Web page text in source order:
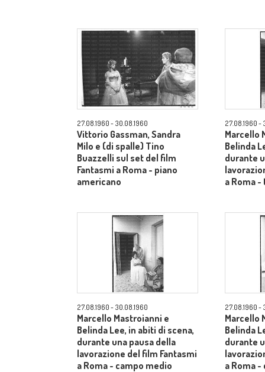
27.08.1960 - 30.08.1960
Vittorio Gassman, Sandra
Milo e (di spalle) Tino
Buazzelli sul set del film
Fantasmi a Roma - piano
americano
27.08.1960 -
Marcello
Belinda
durante
a Roma
27.08.1960 - 30.08.1960
Marcello Mastroianni e
Belinda Lee, in abiti di scena,
durante una pausa della
lavorazione del film Fantasmi
a Roma - campo medio
27.08.1960 -
Marcello
Belinda
durante
a Roma